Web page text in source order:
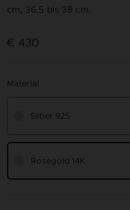
cm, 36,5 bis 38 cm.
€ 430
Material
Silber 925
Rosegold 14K